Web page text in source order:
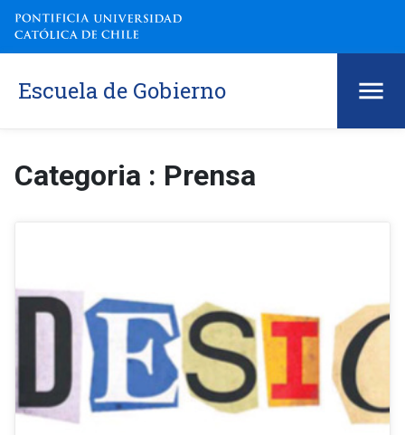
Escuela de Gobierno
Categoria : Prensa